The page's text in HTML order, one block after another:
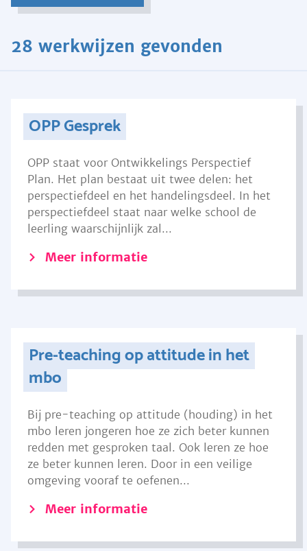
28 werkwijzen gevonden
OPP Gesprek
OPP staat voor Ontwikkelings Perspectief
Plan. Het plan bestaat uit twee delen: het
perspectiefdeel en het handelingsdeel. In het
perspectiefdeel staat naar welke school de
leerling waarschijnlijk zal...
Meer informatie
Pre-teaching op attitude in het
mbo
Bij pre-teaching op attitude (houding) in het
mbo leren jongeren hoe ze zich beter kunnen
redden met gesproken taal. Ook leren ze hoe
ze beter kunnen leren. Door in een veilige
omgeving vooraf te oefenen...
Meer informatie